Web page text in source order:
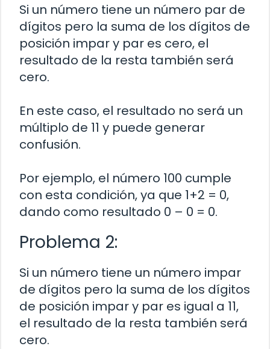
Si un número tiene un número par de
dígitos pero la suma de los dígitos de
posición impar y par es cero, el
resultado de la resta también será
cero.
En este caso, el resultado no será un
múltiplo de 11 y puede generar
confusión.
Por ejemplo, el número 100 cumple
con esta condición, ya que 1+2 = 0,
dando como resultado 0 – 0 = 0.
Problema 2:
Si un número tiene un número impar
de dígitos pero la suma de los dígitos
de posición impar y par es igual a 11,
el resultado de la resta también será
cero.